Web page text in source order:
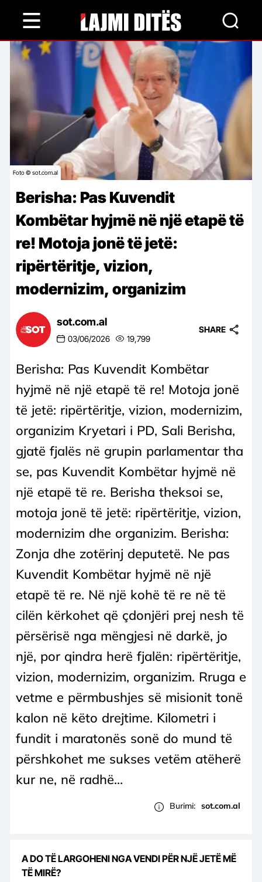
content
Foto © sot.com.al
Berisha: Pas Kuvendit
Kombëtar hyjmë në një etapë të
re! Motoja jonë të jetë:
ripërtëritje, vizion,
modernizim, organizim
sot.com.al
03/06/2026 19,799
SHARE
Berisha: Pas Kuvendit Kombëtar
hyjmë në një etapë të re! Motoja jonë
të jetë: ripërtëritje, vizion, modernizim,
organizim Kryetari i PD, Sali Berisha,
gjatë fjalës në grupin parlamentar tha
se, pas Kuvendit Kombëtar hyjmë në
një etapë të re. Berisha theksoi se,
motoja jonë të jetë: ripërtëritje, vizion,
modernizim dhe organizim. Berisha:
Zonja dhe zotërinj deputetë. Ne pas
Kuvendit Kombëtar hyjmë në një
etapë të re. Në një kohë të re në të
cilën kërkohet që çdonjëri prej nesh të
përsërisë nga mëngjesi në darkë, jo
një, por qindra herë fjalën: ripërtëritje,
vizion, modernizim, organizim. Rruga e
vetme e përmbushjes së misionit tonë
kalon në këto drejtime. Kilometri i
fundit i maratonës sonë do mund të
përshkohet me sukses vetëm atëherë
kur ne, në radhë...
Burimi: sot.com.al
A DO TË LARGOHENI NGA VENDI PËR NJË JETË MË
TË MIRË?